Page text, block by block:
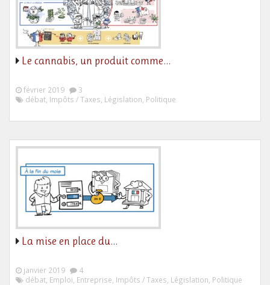
Le cannabis, un produit comme…
février 2019
3
débat, Impôts / Taxes, Législation, Politique
La mise en place du…
janvier 2019
4
débat, Emploi, Entreprise, Impôts / Taxes, Législation, Politique